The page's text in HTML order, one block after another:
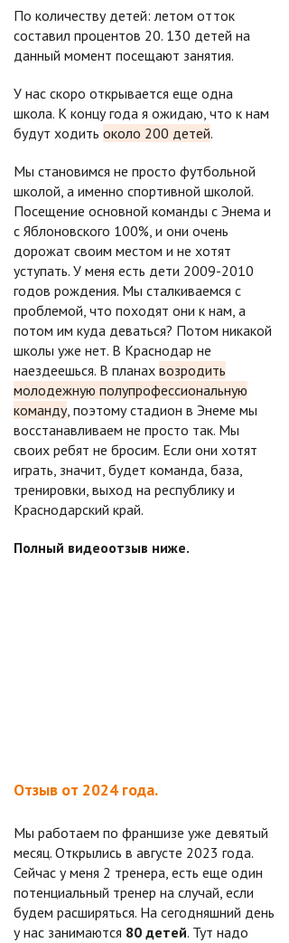
По количеству детей: летом отток
составил процентов 20. 130 детей на
данный момент посещают занятия.
У нас скоро открывается еще одна
школа. К концу года я ожидаю, что к нам
будут ходить около 200 детей.
Мы становимся не просто футбольной
школой, а именно спортивной школой.
Посещение основной команды с Энема и
с Яблоновского 100%, и они очень
дорожат своим местом и не хотят
уступать. У меня есть дети 2009-2010
годов рождения. Мы сталкиваемся с
проблемой, что походят они к нам, а
потом им куда деваться? Потом никакой
школы уже нет. В Краснодар не
наездеешься. В планах возродить
молодежную полупрофессиональную
команду, поэтому стадион в Энеме мы
восстанавливаем не просто так. Мы
своих ребят не бросим. Если они хотят
играть, значит, будет команда, база,
тренировки, выход на республику и
Краснодарский край.
Полный видеоотзыв ниже.
Отзыв от 2024 года.
Мы работаем по франшизе уже девятый
месяц. Открылись в августе 2023 года.
Сейчас у меня 2 тренера, есть еще один
потенциальный тренер на случай, если
будем расширяться. На сегодняшний день
у нас занимаются 80 детей. Тут надо